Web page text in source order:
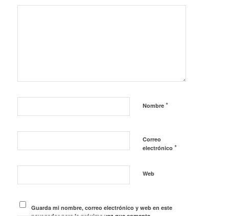
Nombre *
Correo
electrónico *
Web
Guarda mi nombre, correo electrónico y web en este